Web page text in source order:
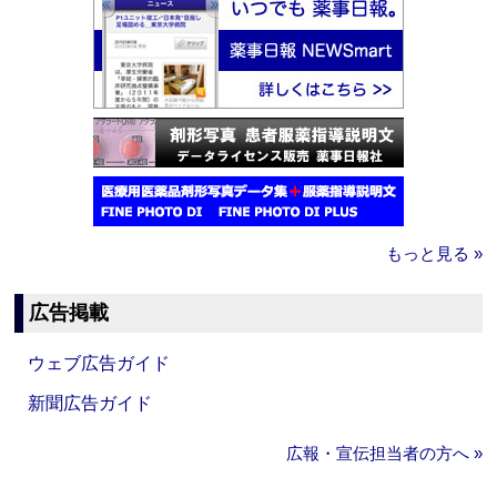
もっと見る »
広告掲載
ウェブ広告ガイド
新聞広告ガイド
広報・宣伝担当者の方へ »